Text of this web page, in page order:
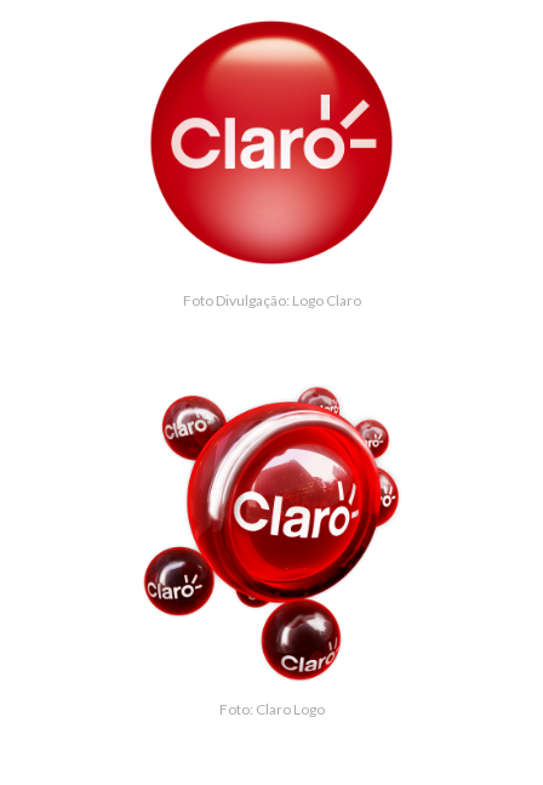
Foto Divulgação: Logo Claro
Foto: Claro Logo